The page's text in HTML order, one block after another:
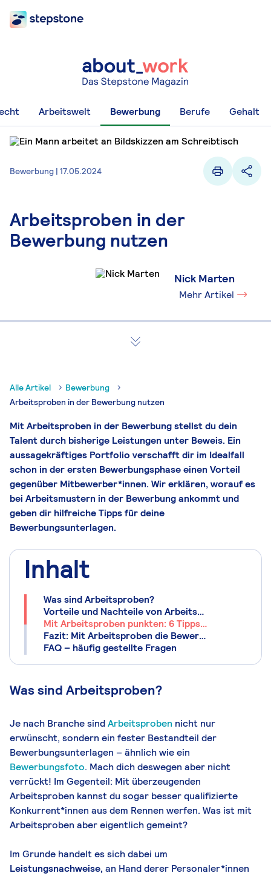
Arbeitswelt Bewerbung Berufe Gehalt
Bewerbung | 17.05.2024
Arbeitsproben in der
Bewerbung nutzen
Nick Marten
Mehr Artikel
Alle Artikel
Bewerbung
Arbeitsproben in der Bewerbung nutzen
Mit Arbeitsproben in der Bewerbung stellst du dein
Talent durch bisherige Leistungen unter Beweis. Ein
aussagekräftiges Portfolio verschafft dir im Idealfall
schon in der ersten Bewerbungsphase einen Vorteil
gegenüber Mitbewerber*innen. Wir erklären, worauf es
bei Arbeitsmustern in der Bewerbung ankommt und
geben dir hilfreiche Tipps für deine
Bewerbungsunterlagen.
Inhalt
Was sind Arbeitsproben?
Vorteile und Nachteile von Arbeitsproben
Mit Arbeitsproben punkten: 6 Tipps für die Bewerbung
Fazit: Mit Arbeitsproben die Bewerbung abrunden
FAQ – häufig gestellte Fragen
Was sind Arbeitsproben?
Je nach Branche sindArbeitsproben nicht nur
erwünscht, sondern ein fester Bestandteil der
Bewerbungsunterlagen – ähnlich wie ein
Bewerbungsfoto. Mach dich deswegen aber nicht
verrückt! Im Gegenteil: Mit überzeugenden
Arbeitsproben kannst du sogar besser qualifizierte
Konkurrent*innen aus dem Rennen werfen. Was ist mit
Arbeitsproben aber eigentlich gemeint?
Im Grunde handelt es sich dabei um
Leistungsnachweise, an Hand derer Personaler*innen